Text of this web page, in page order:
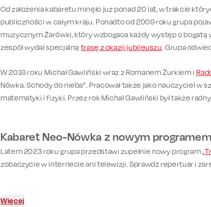
Od założenia kabaretu minęło już ponad 20 lat, w trakcie
publiczności w całym kraju. Ponadto od 2009 roku grupa
muzycznym Żarówki, który wzbogaca każdy występ o
zespół wydał specjalną trasę z okazji jubileuszu . Grupa
W 2016 roku Michał Gawliński wraz z Romanem Żurkiem i
Nówka. Schody do nieba”. Pracował także jako nauczyciel w
matematyki i fizyki. Przez rok Michał Gawliński był także
Kabaret Neo-Nówka z nowym
Latem 2023 roku grupa przedstawi zupełnie nowy program „
zobaczycie w internecie ani telewizji. Sprawdź repertuar i
Więcej